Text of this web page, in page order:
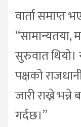
वार्ता समाप्त
“सामान्यतया,
सुरुवात थियो।
पक्षको
जारी राख्ने
गर्दछ।”